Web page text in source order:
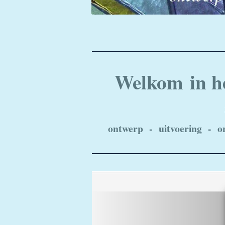
Welkom in
ontwerp - uitvoering -